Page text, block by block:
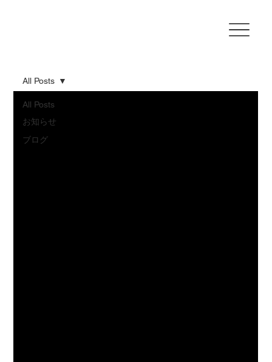
All Posts
お知らせ
ブログ
All Posts